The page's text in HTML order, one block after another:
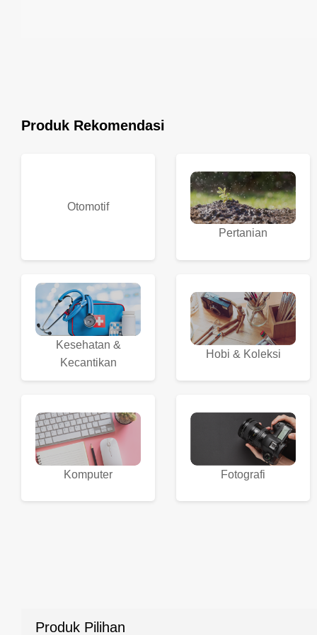
Produk Rekomendasi
Otomotif
Pertanian
Kesehatan &
Kecantikan
Hobi & Koleksi
Komputer Fotografi
Produk Pilihan